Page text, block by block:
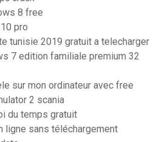
8 free
pro
tunisie 2019 gratuit a telecharger
7 edition familiale premium 32
sur mon ordinateur avec free
2 scania
du temps gratuit
ligne sans téléchargement